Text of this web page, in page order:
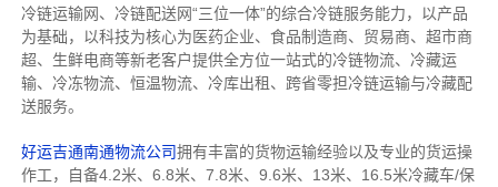
冷链运输网、冷链配送网“三位一体”的综合冷链服务能力，以产品
为基础，以科技为核心为医药企业、食品制造商、贸易商、超市商
超、生鲜电商等新老客户提供全方位一站式的冷链物流、冷藏运
输、冷冻物流、恒温物流、冷库出租、跨省零担冷链运输与冷藏配
送服务。
好运吉通南通物流公司拥有丰富的货物运输经验以及专业的货运操
作工，自备4.2米、6.8米、7.8米、9.6米、13米、16.5米冷藏车/保